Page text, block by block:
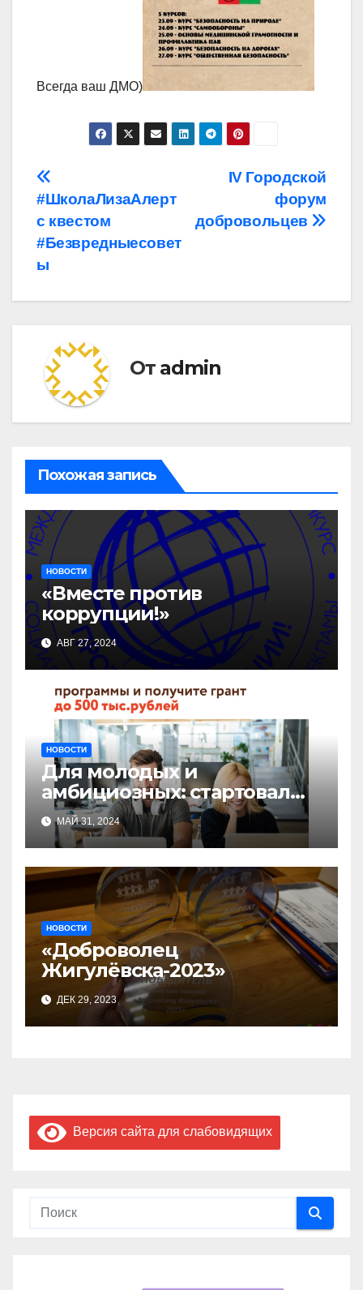
Всегда ваш ДМО)
Навигация
по
записям
IV Городской
форум
добровольцев
#ШколаЛизаАлерт
с квестом
#Безвредныесовет
ы
От admin
Похожая запись
НОВОСТИ
«Вместе против
коррупции!»
АВГ 27, 2024
НОВОСТИ
Для молодых и
амбициозных: стартовал
прием заявок на участие в
бизнес-акселераторе «Ты
предприниматель»
МАЙ 31, 2024
НОВОСТИ
«Доброволец
Жигулёвска-2023»
ДЕК 29, 2023
Версия сайта для слабовидящих